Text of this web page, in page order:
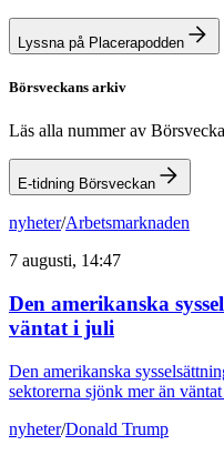
Lyssna på Placerapodden
Börsveckans arkiv
Läs alla nummer av
E-tidning Börsveckan
nyheter/Arbetsmarknaden
7 augusti, 14:47
Den amerikanska
väntat i juli
Den amerikanska
sektorerna sjönk mer än
nyheter/Donald Trump